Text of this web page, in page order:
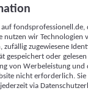
Werbeleistung
(z. B. login-
mit anderen
usw.) auf
werden, um es
einer Webseite
nutzen wir Technologien
zufällig zugewiesene
gespeichert oder
von Werbeleistung
nicht erforderlich.
via